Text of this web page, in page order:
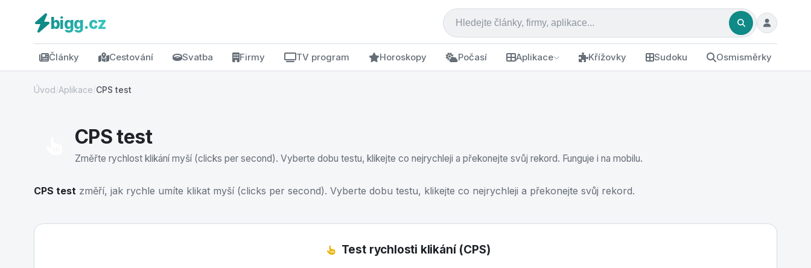
bigg.cz
Články Cestování Svatba Firmy TV program Horoskopy Počasí Aplikace Křížovky Sudoku Osmisměrky
Úvod Aplikace CPS test
CPS test
Změřte rychlost klikání myší (clicks per second). Vyberte dobu testu, klikejte co nejrychleji a překonejte svůj rekord. Funguje i na mobilu.
CPS test změří, jak rychle umíte klikat myší (clicks per second). Vyberte dobu testu, klikejte co nejrychleji a překonejte svůj rekord.
Test rychlosti klikání (CPS)